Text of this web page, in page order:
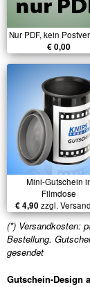
Nur PDF, kein
€ 0,00
Mini-Gutschein
Filmdose
€ 4,90 zzgl.
(*) Versandkosten:
Bestellung.
gesendet
Gutschein-Design